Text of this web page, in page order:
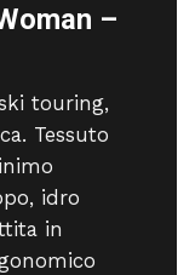
–
touring,
Tessuto
idro
in